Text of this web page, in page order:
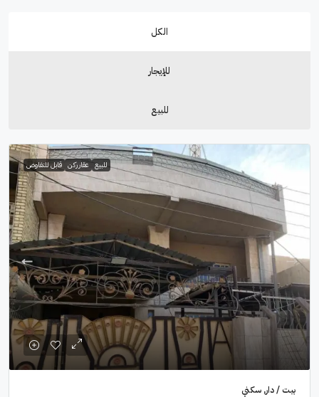
الكل
للإيجار
للبيع
للبيع عقار ركن قابل للتفاوض
بيت / دار, سكني